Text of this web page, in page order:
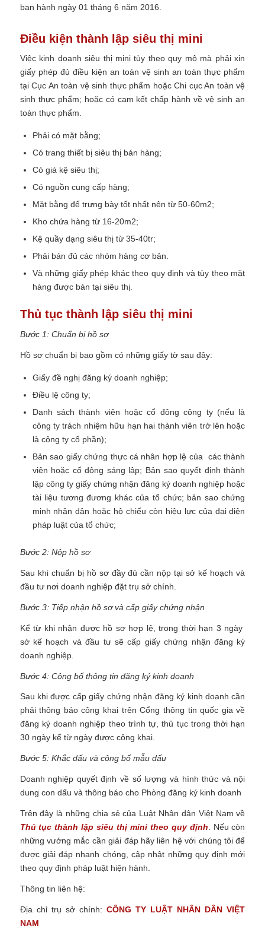
ban hành ngày 01 tháng 6 năm 2016.
Điều kiện thành lập siêu thị mini
Việc kinh doanh siêu thị mini tùy theo quy mô mà phải xin
giấy phép đủ điều kiện an toàn vệ sinh an toàn thực phẩm
tại Cục An toàn vệ sinh thực phẩm hoặc Chi cục An toàn vệ
sinh thực phẩm; hoặc có cam kết chấp hành về vệ sinh an
toàn thực phẩm.
Phải có mặt bằng;
Có trang thiết bị siêu thị bán hàng;
Có giá kệ siêu thị;
Có nguồn cung cấp hàng;
Mặt bằng để trưng bày tốt nhất nên từ 50-60m2;
Kho chứa hàng từ 16-20m2;
Kệ quầy dạng siêu thị từ 35-40tr;
Phải bán đủ các nhóm hàng cơ bản.
Và những giấy phép khác theo quy định và tùy theo mặt
hàng được bán tại siêu thị.
Thủ tục thành lập siêu thị mini
Bước 1: Chuẩn bị hồ sơ
Hồ sơ chuẩn bị bao gồm có những giấy tờ sau đây:
Giấy đề nghị đăng ký doanh nghiệp;
Điều lệ công ty;
Danh sách thành viên hoặc cổ đông công ty (nếu là
công ty trách nhiệm hữu hạn hai thành viên trở lên hoặc
là công ty cổ phần);
Bản sao giấy chứng thực cá nhân hợp lệ của các thành
viên hoặc cổ đông sáng lập; Bản sao quyết định thành
lập công ty giấy chứng nhận đăng ký doanh nghiệp hoặc
tài liệu tương đương khác của tổ chức; bản sao chứng
minh nhân dân hoặc hộ chiếu còn hiệu lực của đại diện
pháp luật của tổ chức;
Bước 2: Nộp hồ sơ
Sau khi chuẩn bị hồ sơ đầy đủ cần nộp tại sở kế hoạch và
đầu tư nơi doanh nghiệp đặt trụ sở chính.
Bước 3: Tiếp nhận hồ sơ và cấp giấy chứng nhận
Kể từ khi nhận được hồ sơ hợp lệ, trong thời hạn 3 ngày
sở kế hoạch và đầu tư sẽ cấp giấy chứng nhận đăng ký
doanh nghiệp.
Bước 4: Công bố thông tin đăng ký kinh doanh
Sau khi được cấp giấy chứng nhận đăng ký kinh doanh cần
phải thông báo công khai trên Cổng thông tin quốc gia về
đăng ký doanh nghiệp theo trình tự, thủ tục trong thời hạn
30 ngày kể từ ngày được công khai.
Bước 5: Khắc dấu và công bố mẫu dấu
Doanh nghiệp quyết định về số lượng và hình thức và nội
dung con dấu và thông báo cho Phòng đăng ký kinh doanh
Trên đây là những chia sẻ của Luật Nhân dân Việt Nam về
Thủ tục thành lập siêu thị mini theo quy định
Nếu còn
những vướng mắc cần giải đáp hãy liên hệ với chúng tôi để
được giải đáp nhanh chóng, cập nhật những quy định mới
theo quy định pháp luật hiện hành.
Thông tin liên hệ:
Địa chỉ trụ sở chính: CÔNG TY LUẬT NHÂN DÂN VIỆT
NAM